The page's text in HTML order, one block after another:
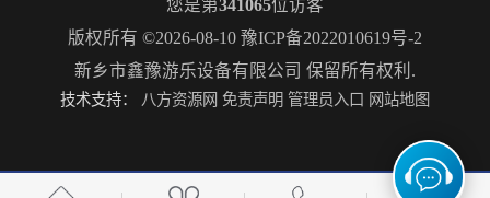
您是第341065位访客
版权所有 ©2026-08-10 豫ICP备2022010619号-2
新乡市鑫豫游乐设备有限公司 保留所有权利.
技术支持： 八方资源网 免责声明 管理员入口 网站地图